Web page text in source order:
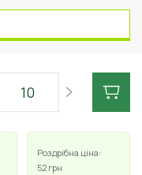
Роздрібна ціна:
52 грн